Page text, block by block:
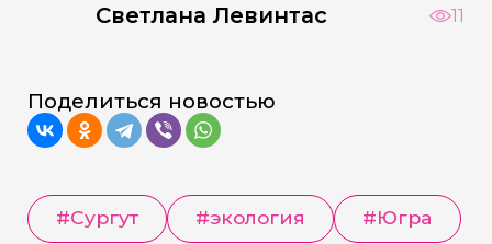
Светлана Левинтас 11
Поделиться новостью
#Сургут #экология #Югра